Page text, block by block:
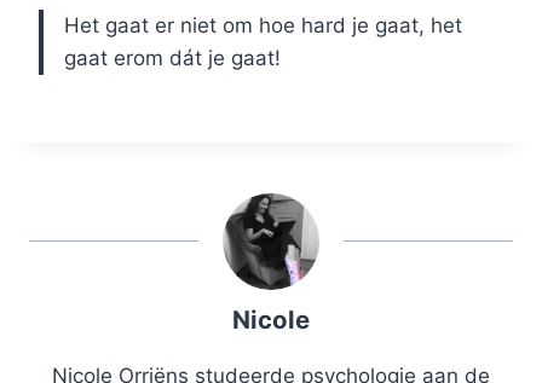
Het gaat er niet om hoe hard je gaat, het
gaat erom dát je gaat!
Nicole
Nicole Orriëns studeerde psychologie aan de